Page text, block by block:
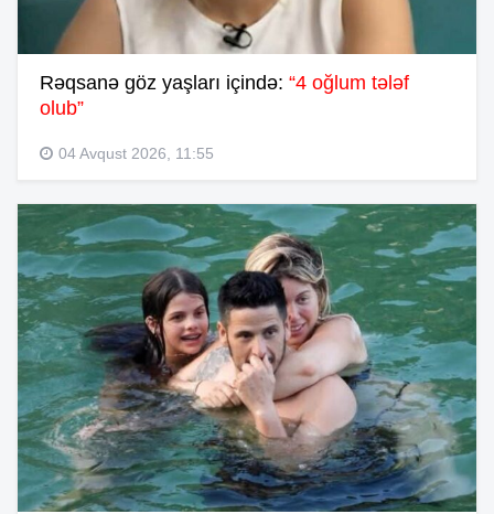
Rəqsanə göz yaşları içində: “4 oğlum tələf
olub”
04 Avqust 2026, 11:55